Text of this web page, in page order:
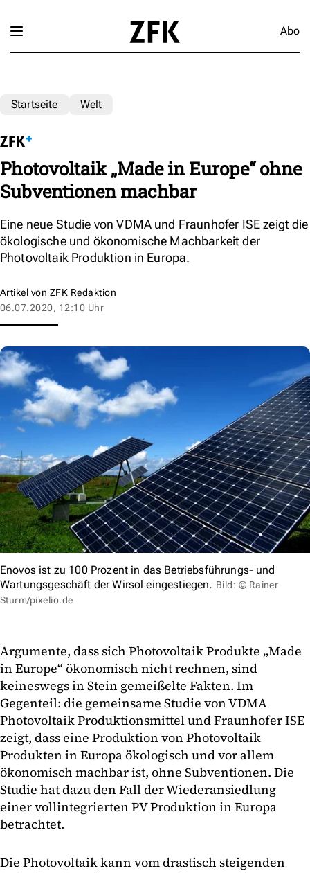
Abo
Startseite Welt
Photovoltaik „Made in Europe“ ohne
Subventionen machbar
Eine neue Studie von VDMA und Fraunhofer ISE zeigt die
ökologische und ökonomische Machbarkeit der
Photovoltaik Produktion in Europa.
Artikel von ZFK Redaktion
06.07.2020, 12:10 Uhr
Enovos ist zu 100 Prozent in das Betriebsführungs- und
Wartungsgeschäft der Wirsol eingestiegen. Bild: © Rainer
Sturm/pixelio.de
Argumente, dass sich Photovoltaik Produkte „Made
in Europe“ ökonomisch nicht rechnen, sind
keineswegs in Stein gemeißelte Fakten. Im
Gegenteil: die gemeinsame Studie von VDMA
Photovoltaik Produktionsmittel und Fraunhofer ISE
zeigt, dass eine Produktion von Photovoltaik
Produkten in Europa ökologisch und vor allem
ökonomisch machbar ist, ohne Subventionen. Die
Studie hat dazu den Fall der Wiederansiedlung
einer vollintegrierten PV Produktion in Europa
betrachtet.
Die Photovoltaik kann vom drastisch steigenden